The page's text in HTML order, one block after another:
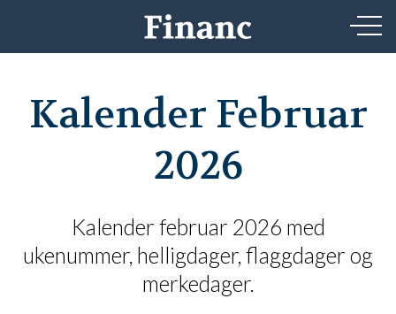
Kalender Februar
2026
Kalender februar 2026 med
ukenummer, helligdager, flaggdager og
merkedager.